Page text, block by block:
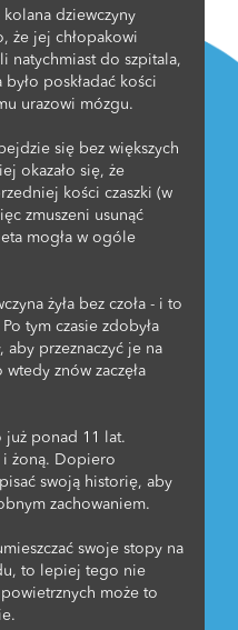
kolana dziewczyny
że jej chłopakowi
natychmiast do szpitala,
poskładać kości
urazowi mózgu.
się bez większych
okazało się, że
kości czaszki (w
zmuszeni usunąć
mogła w ogóle
żyła bez czoła - i to
tym czasie zdobyła
przeznaczyć je na
znów zaczęła
już ponad 11 lat.
i żoną. Dopiero
swoją historię, aby
zachowaniem.
swoje stopy na
to lepiej tego nie
może to